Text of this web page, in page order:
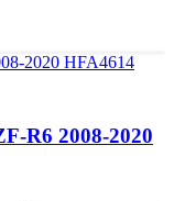
R6 2008-2020